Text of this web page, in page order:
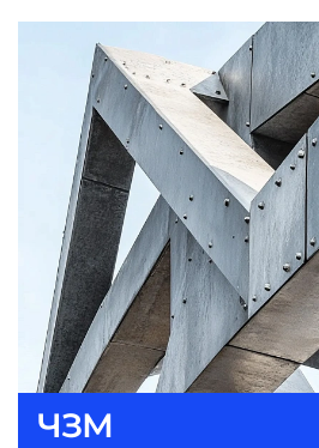
ЧЗМ